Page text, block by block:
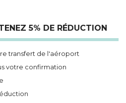
5% DE RÉDUCTION
transfert de l'aéroport
votre confirmation